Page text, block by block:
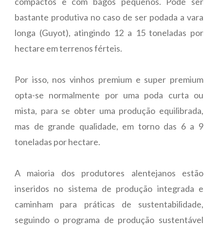
bastante produtiva no caso de ser podada a vara
longa (Guyot), atingindo 12 a 15 toneladas por
hectare em terrenos férteis.
Por isso, nos vinhos premium e super premium
opta-se normalmente por uma poda curta ou
mista, para se obter uma produção equilibrada,
mas de grande qualidade, em torno das 6 a 9
toneladas por hectare.
A maioria dos produtores alentejanos estão
inseridos no sistema de produção integrada e
caminham para práticas de sustentabilidade,
seguindo o programa de produção sustentável